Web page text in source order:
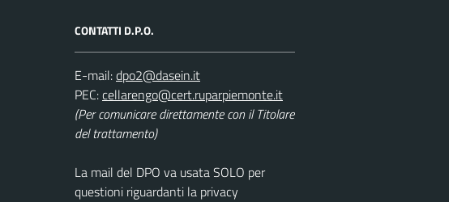
CONTATTI D.P.O.
E-mail:
PEC:
(Per comunicare direttamente con il Titolare
del trattamento)
La mail del DPO va usata SOLO per
questioni riguardanti la privacy